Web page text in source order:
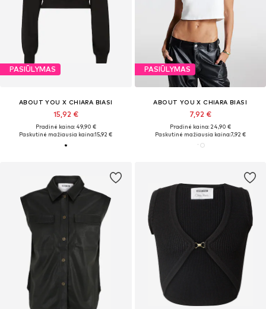
PASIŪLYMAS
ABOUT YOU X CHIARA BIASI
15,92 €
Pradinė kaina: 49,90 €
Paskutinė mažiausia kaina:15,92 €
PASIŪLYMAS
ABOUT YOU X CHIARA BIASI
7,92 €
Pradinė kaina: 24,90 €
Paskutinė mažiausia kaina:7,92 €